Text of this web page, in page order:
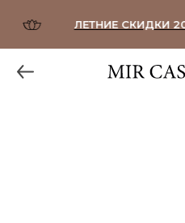
ЛЕТНИЕ СКИДКИ 20%